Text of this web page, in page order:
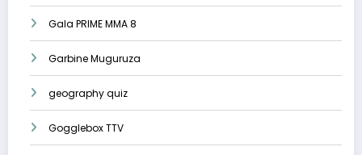
Gala PRIME MMA 8
Garbine Muguruza
geography quiz
Gogglebox TTV